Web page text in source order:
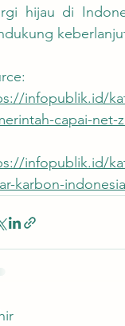
hijau di
infopublik.id/
capai-net-
infopublik.id/
karbon-indonesia